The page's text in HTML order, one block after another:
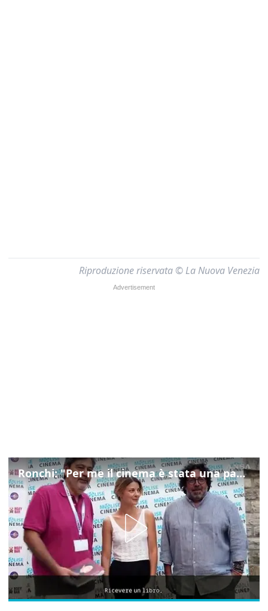
Riproduzione riservata © La Nuova Venezia
Ronchi: "Per me il cinema è stata una passione, monografia dedicata è un bel regalo"